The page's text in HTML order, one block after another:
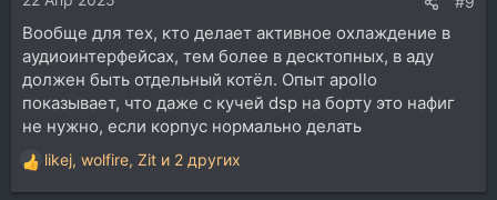
Вообще для тех, кто делает активное охлаждение в
аудиоинтерфейсах, тем более в десктопных, в аду
должен быть отдельный котёл. Опыт apollo
показывает, что даже с кучей dsp на борту это нафиг
не нужно, если корпус нормально делать
Р
е
likej, wolfire, Zit и 2 других